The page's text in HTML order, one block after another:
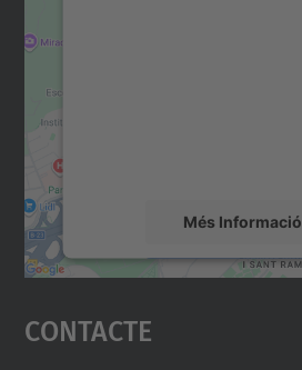
Més Informació
Accepta
powered by
Contacte